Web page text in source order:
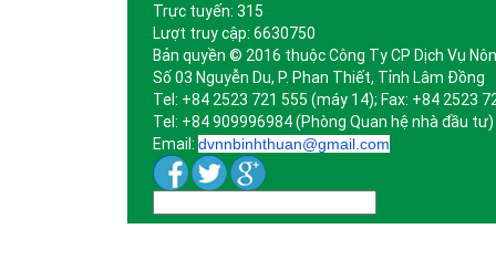
Trực tuyến: 315
Lượt truy cập: 6630750
Bản quyền © 2016 thuộc Công Ty CP Dịch Vụ
Số 03 Nguyễn Du, P. Phan Thiết, Tỉnh Lâm Đồng
Tel: +84 2523 721 555 (máy 14); Fax: +84 2523
Tel: +84 909996984 (Phòng Quan hệ nhà đầu tư)
Email: dvnnbinhthuan@gmail.com